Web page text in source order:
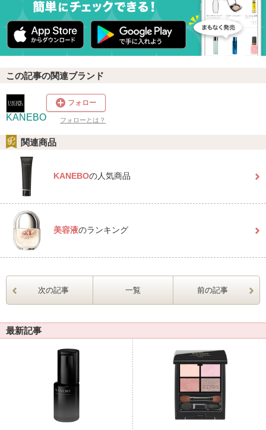
この記事の関連ブランド
KANEBO
フォロー
フォローとは？
関連商品
KANEBOの人気商品
美容液のランキング
次の記事 一覧 前の記事
最新記事